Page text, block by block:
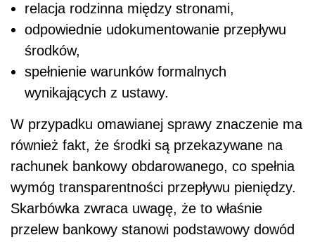
relacja rodzinna między stronami,
odpowiednie udokumentowanie przepływu
środków,
spełnienie warunków formalnych
wynikających z ustawy.
W przypadku omawianej sprawy znaczenie ma
również fakt, że środki są przekazywane na
rachunek bankowy obdarowanego, co spełnia
wymóg transparentności przepływu pieniędzy.
Skarbówka zwraca uwagę, że to właśnie
przelew bankowy stanowi podstawowy dowód